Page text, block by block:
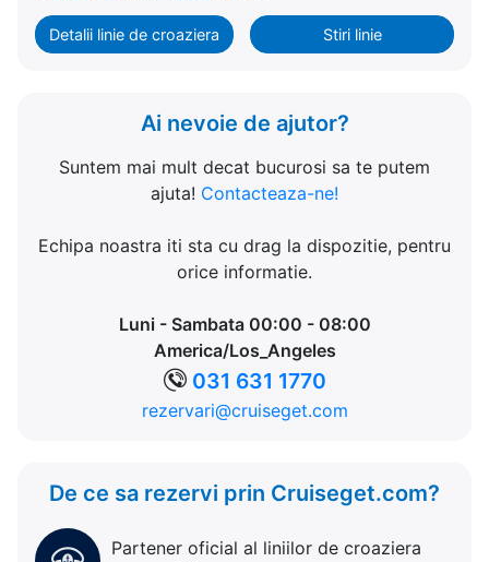
Detalii linie de croaziera Stiri linie
Ai nevoie de ajutor?
Suntem mai mult decat bucurosi sa te putem
ajuta! Contacteaza-ne!
Echipa noastra iti sta cu drag la dispozitie, pentru
orice informatie.
Luni - Sambata 00:00 - 08:00
America/Los_Angeles
031 631 1770
rezervari@cruiseget.com
De ce sa rezervi prin Cruiseget.com?
Partener oficial al liniilor de croaziera